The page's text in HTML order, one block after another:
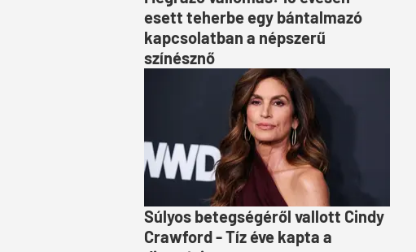
esett teherbe egy bántalmazó
kapcsolatban a népszerű
színésznő
Súlyos betegségéről vallott Cindy
Crawford - Tíz éve kapta a